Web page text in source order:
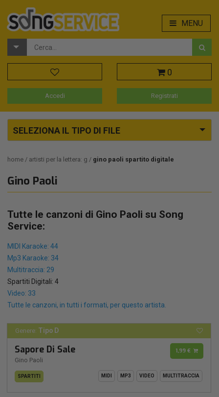
MENU
0
Accedi Registrati
SELEZIONA IL TIPO DI FILE
home artisti per la lettera: g gino paoli spartito digitale
Gino Paoli
Tutte le canzoni di Gino Paoli su Song
Service:
MIDI Karaoke: 44
Mp3 Karaoke: 34
Multitraccia: 29
Spartiti Digitali: 4
Video: 33
Tutte le canzoni, in tutti i formati, per questo artista.
Genere: Tipo D
Sapore Di Sale
Gino Paoli
1,99 €
SPARTITI MIDI MP3 VIDEO MULTITRACCIA